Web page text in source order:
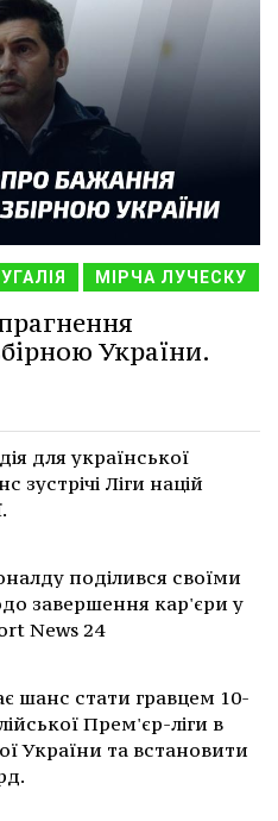
МІРЧА ЛУЧЕСКУ
України.
для української
зустрічі Ліги націй
поділився своїми
завершення кар'єри у
News 24
шанс стати гравцем 10-
Прем'єр-ліги в
України та встановити